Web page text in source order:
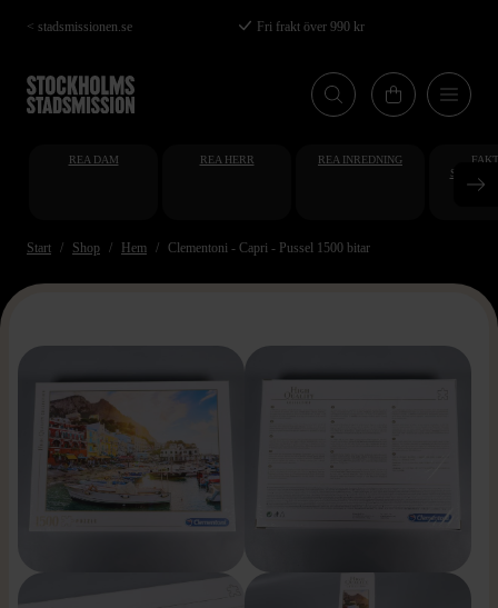
Hoppa
till
huvudinnehåll
< stadsmissionen.se Fri frakt över 990 kr
REA DAM REA HERR REA INREDNING
Start Shop Hem Clementoni - Capri - Pussel 1500 bitar